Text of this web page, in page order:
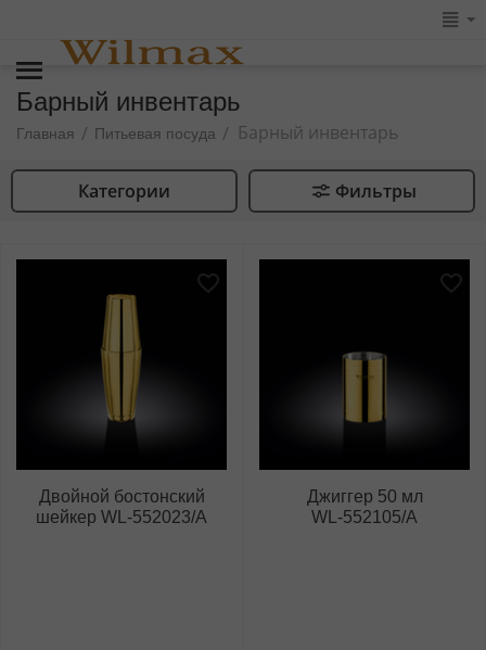
Барный инвентарь
Главная / Питьевая посуда / Барный инвентарь
Категории Фильтры
Двойной бостонский
шейкер WL‑552023/A
Джиггер 50 мл
WL‑552105/A